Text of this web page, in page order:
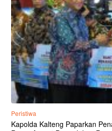
Peristiwa
Kapolda Kalteng Paparkan